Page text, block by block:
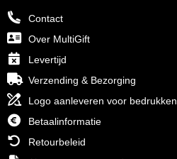
Contact
Over MultiGift
Levertijd
Verzending & Bezorging
Logo aanleveren voor bedrukken
Betaalinformatie
Retourbeleid